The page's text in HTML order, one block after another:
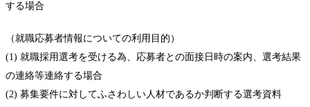
する場合
（就職応募者情報についての利用目的）
(1) 就職採用選考を受ける為、応募者との面接日時の案内、選考結果
の連絡等連絡する場合
(2) 募集要件に対してふさわしい人材であるか判断する選考資料